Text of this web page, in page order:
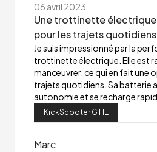
06 avril 2023
Une trottinette
pour les trajets
Je suis impressionné par la
trottinette électrique. Elle est
manœuvrer, ce qui en fait une
trajets quotidiens. Sa batterie
autonomie et se recharge
KickScooter GT1E
Marc